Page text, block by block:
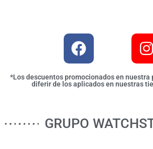
*Los descuentos promocionados en nuestra
diferir de los aplicados en nuestras
GRUPO